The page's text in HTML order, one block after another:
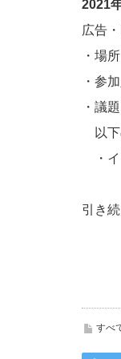
2021
広告
・場
・参
・議題
以下
・イ
引き
すべ